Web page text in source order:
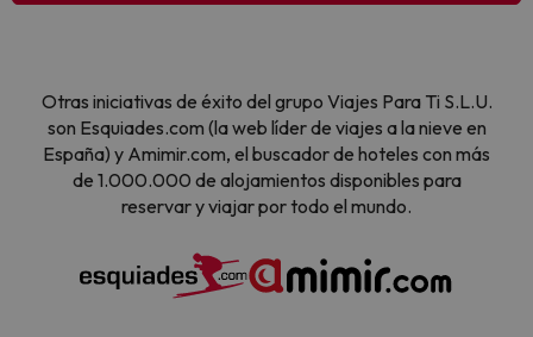
Otras iniciativas de éxito del grupo Viajes Para Ti S.L.U.
son Esquiades.com (la web líder de viajes a la nieve en
España) y Amimir.com, el buscador de hoteles con más
de 1.000.000 de alojamientos disponibles para
reservar y viajar por todo el mundo.